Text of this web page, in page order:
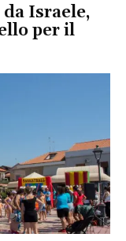
Israele,
per il